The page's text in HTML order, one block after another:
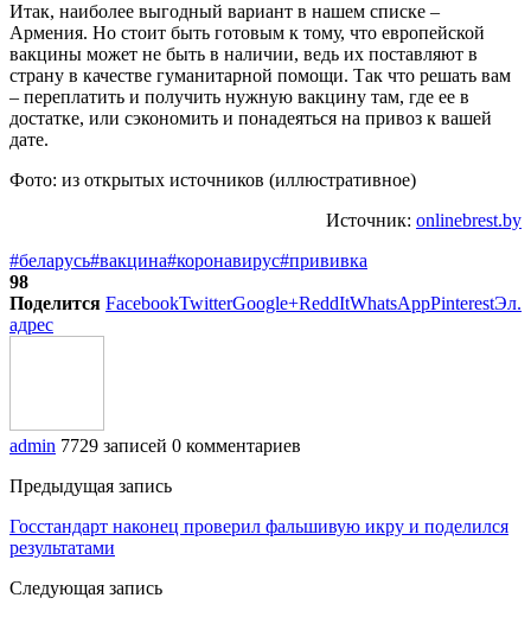
Итак, наиболее выгодный вариант в нашем списке –
Армения. Но стоит быть готовым к тому, что европейской
вакцины может не быть в наличии, ведь их поставляют в
страну в качестве гуманитарной помощи. Так что решать вам
– переплатить и получить нужную вакцину там, где ее в
достатке, или сэкономить и понадеяться на привоз к вашей
дате.
Фото: из открытых источников (иллюстративное)
Источник: onlinebrest.by
#беларусь#вакцина#коронавирус#прививка
98
Поделится FacebookTwitterGoogle+ReddItWhatsAppPinterestЭл.
адрес
admin 7729 записей 0 комментариев
Предыдущая запись
Госстандарт наконец проверил фальшивую икру и поделился
результатами
Следующая запись